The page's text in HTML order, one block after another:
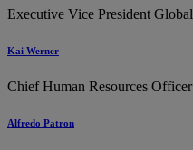
Executive Vice President
Kai Werner
Chief Human Resources
Alfredo Patron